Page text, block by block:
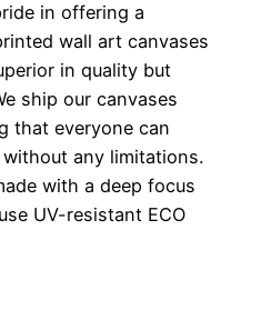
in offering a
wall art canvases
in quality but
ship our canvases
that everyone can
any limitations.
with a deep focus
UV-resistant ECO